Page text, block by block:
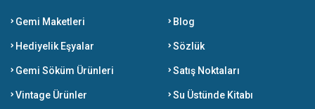
Gemi Maketleri
Hediyelik Eşyalar
Gemi Söküm Ürünleri
Vintage Ürünler
Blog
Sözlük
Satış Noktaları
Su Üstünde Kitabı